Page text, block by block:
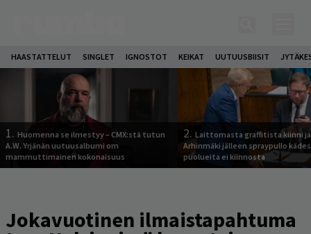
HAASTATTELUT SINGLET IGNOSTOT KEIKAT UUTUUSBIISIT
1. Huomenna se ilmestyy – CMX:stä tutun
A.W. Yrjänän uutuusalbumi om
mammuttimainen kokonaisuus
2. Laittomasta graffitista kiinni
Arhinmäki jälleen spraypullo
puolueita ei kiinnosta
Jokavuotinen ilmaistapahtuma